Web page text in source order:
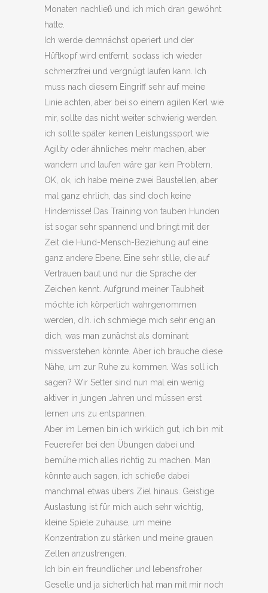
Monaten nachließ und ich mich dran gewöhnt
hatte.
Ich werde demnächst operiert und der
Hüftkopf wird entfernt, sodass ich wieder
schmerzfrei und vergnügt laufen kann. Ich
muss nach diesem Eingriff sehr auf meine
Linie achten, aber bei so einem agilen Kerl wie
mir, sollte das nicht weiter schwierig werden.
ich sollte später keinen Leistungssport wie
Agility oder ähnliches mehr machen, aber
wandern und laufen wäre gar kein Problem.
OK, ok, ich habe meine zwei Baustellen, aber
mal ganz ehrlich, das sind doch keine
Hindernisse! Das Training von tauben Hunden
ist sogar sehr spannend und bringt mit der
Zeit die Hund-Mensch-Beziehung auf eine
ganz andere Ebene. Eine sehr stille, die auf
Vertrauen baut und nur die Sprache der
Zeichen kennt. Aufgrund meiner Taubheit
möchte ich körperlich wahrgenommen
werden, d.h. ich schmiege mich sehr eng an
dich, was man zunächst als dominant
missverstehen könnte. Aber ich brauche diese
Nähe, um zur Ruhe zu kommen. Was soll ich
sagen? Wir Setter sind nun mal ein wenig
aktiver in jungen Jahren und müssen erst
lernen uns zu entspannen.
Aber im Lernen bin ich wirklich gut, ich bin mit
Feuereifer bei den Übungen dabei und
bemühe mich alles richtig zu machen. Man
könnte auch sagen, ich schieße dabei
manchmal etwas übers Ziel hinaus. Geistige
Auslastung ist für mich auch sehr wichtig,
kleine Spiele zuhause, um meine
Konzentration zu stärken und meine grauen
Zellen anzustrengen.
Ich bin ein freundlicher und lebensfroher
Geselle und ja sicherlich hat man mit mir noch